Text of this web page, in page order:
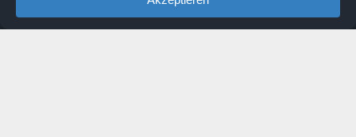
Newsletter